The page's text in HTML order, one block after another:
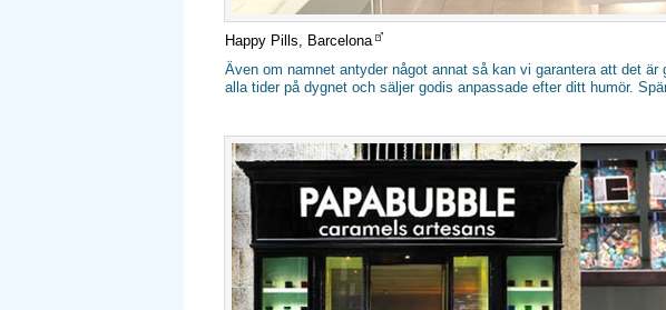
Happy Pills, Barcelona
Även om namnet antyder något annat så kan vi garantera att det
alla tider på dygnet och säljer godis anpassade efter ditt humör.